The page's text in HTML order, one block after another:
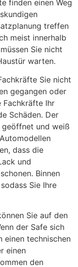
finden einen Weg
treffen
meist innerhalb
Sie nicht
warten.
Sie nicht
gegangen oder
Fachkräfte Ihr
Schäden. Der
geöffnet und weiß
dass die
und
Binnen
Sie Ihre
Sie auf den
der Safe sich
einen technischen
einen
den